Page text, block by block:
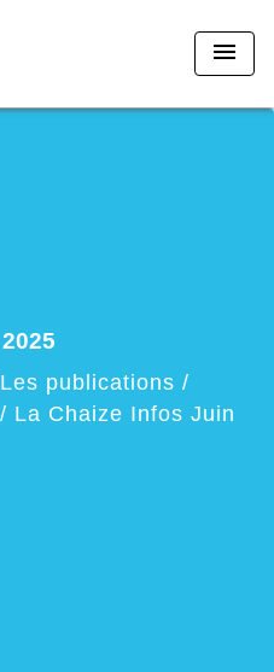
menu
Les publications /
/ La Chaize Infos Juin